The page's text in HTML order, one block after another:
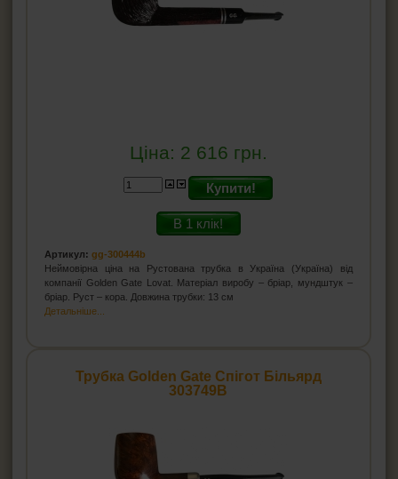
Ціна: 2 616 грн.
Купити!
В 1 клік!
Артикул: gg-300444b
Неймовірна ціна на Рустована трубка в Україна (Україна) від
компанії Golden Gate Lovat. Матеріал виробу – бріар, мундштук –
бріар. Руст – кора. Довжина трубки: 13 см
Детальніше...
Трубка Golden Gate Спігот Більярд
303749B